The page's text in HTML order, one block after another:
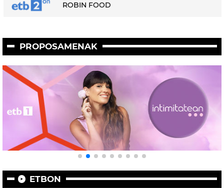
ROBIN FOOD
PROPOSAMENAK
ETBON